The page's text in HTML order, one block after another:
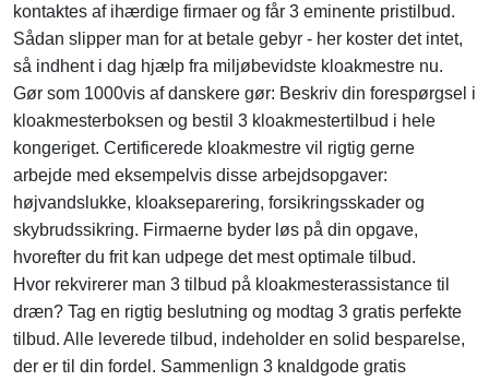
kontaktes af ihærdige firmaer og får 3 eminente pristilbud.
Sådan slipper man for at betale gebyr - her koster det intet,
så indhent i dag hjælp fra miljøbevidste kloakmestre nu.
Gør som 1000vis af danskere gør: Beskriv din forespørgsel i
kloakmesterboksen og bestil 3 kloakmestertilbud i hele
kongeriget. Certificerede kloakmestre vil rigtig gerne
arbejde med eksempelvis disse arbejdsopgaver:
højvandslukke, kloakseparering, forsikringsskader og
skybrudssikring. Firmaerne byder løs på din opgave,
hvorefter du frit kan udpege det mest optimale tilbud.
Hvor rekvirerer man 3 tilbud på kloakmesterassistance til
dræn? Tag en rigtig beslutning og modtag 3 gratis perfekte
tilbud. Alle leverede tilbud, indeholder en solid besparelse,
der er til din fordel. Sammenlign 3 knaldgode gratis